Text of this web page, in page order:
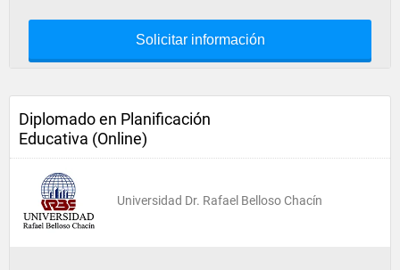
Solicitar información
Diplomado en Planificación
Educativa (Online)
Universidad Dr. Rafael Belloso Chacín